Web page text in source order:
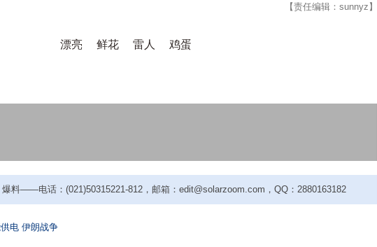
【责任编辑：sunnyz】
漂亮 鲜花 雷人 鸡蛋
料——电话：(021)50315221-812，邮箱：edit@solarzoom.com，QQ：2880163182
电 伊朗战争